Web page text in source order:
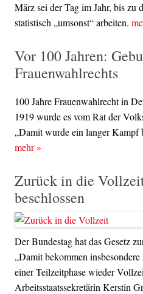
März sei der Tag im Jahr, bis zu
statistisch „umsonst“ arbeiten.
Vor 100 Jahren:
Frauenwahlrechts
100 Jahre Frauenwahlrecht in
1919 wurde es vom Rat der
„Damit wurde ein langer Kampf
mehr»
Zurück in die
beschlossen
Der Bundestag hat das Gesetz
„Damit bekommen
einer Teilzeitphase wieder
Arbeitsstaatssekretärin Kerstin